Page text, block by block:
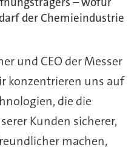
der Chemieindustrie
und CEO der Messer
konzentrieren uns auf
die die
Kunden sicherer,
machen,